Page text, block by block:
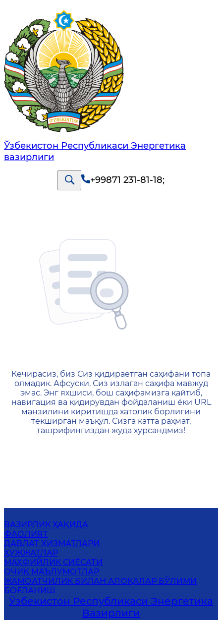
Ўзбекистон Республикаси Энергетика
вазирлиги
+99871 231-81-18;
404 — Страница не
Кечирасиз, биз Сиз қидираётган саҳифани топа
олмадик. Афсуски, Сиз излаган саҳифа мавжуд
эмас. Энг яхшиси, бош саҳифамизга қайтиб,
навигация ва қидирувдан фойдаланиш ёки URL
манзилини киритишда хатолик борлигини
текширган маъқул. Сизга катта раҳмат,
ташрифингиздан жуда хурсандмиз!
ВАЗИРЛИК ҲАҚИДА
ФАОЛИЯТ
ДАВЛАТ ХИЗМАТЛАРИ
ҲУЖЖАТЛАР
МАХФИЙЛИК СИЁСАТИ
ОЧИҚ МАЪЛУМОТЛАР
ЖАМОАТЧИЛИК БИЛАН АЛОҚАЛАР БЎЛИМИ
БОҒЛАНИШ
Ўзбекистон Республикаси Энергетика
Вазирлиги